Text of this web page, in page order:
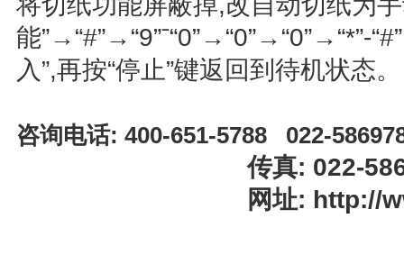
能”→“#”→“9”ˉ“0”→“0”→“0”→“*”-
入”,再按“停止”键返回到待机状态。
咨询电话: 400-651-5788 022-
传真: 022-
网址: http://